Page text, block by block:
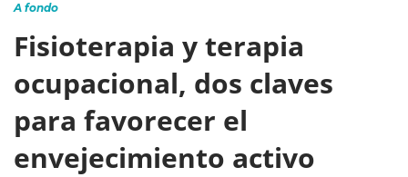
A fondo
Fisioterapia y terapia
ocupacional, dos claves
para favorecer el
envejecimiento activo